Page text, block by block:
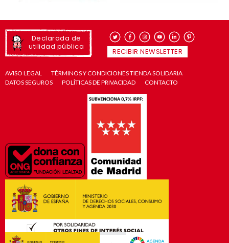
Declarada de
utilidad pública
RECIBIR NEWSLETTER
AVISO LEGAL
TÉRMINOS Y CONDICIONES TIENDA SOLIDARIA
DATOS SEGUROS
POLÍTICAS DE PRIVACIDAD CONTACTO